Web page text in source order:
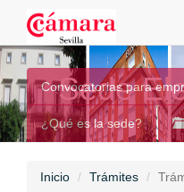
Sede
Convocatorias para
¿Qué es la sede?
Inicio Trámites